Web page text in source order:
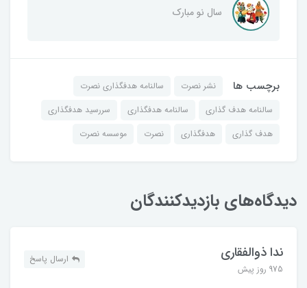
سال نو مبارک
برچسب ها نشر نصرت
سالنامه هدفگذاری نصرت
سالنامه هدف گذاری
سالنامه هدفگذاری
سررسید هدفگذاری
هدف گذاری
هدفگذاری نصرت موسسه نصرت
دیدگاه‌های بازدیدکنندگان
ندا ذوالفقاری
975 روز پیش
ارسال پاسخ